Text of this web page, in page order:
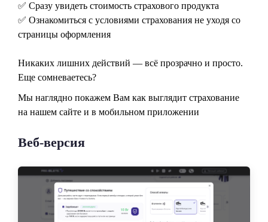
✅ Сразу увидеть стоимость страхового продукта
✅ Ознакомиться с условиями страхования не уходя со
страницы оформления
Никаких лишних действий — всё прозрачно и просто.
Еще сомневаетесь?
Мы наглядно покажем Вам как выглядит страхование
на нашем сайте и в мобильном приложении
Веб-версия